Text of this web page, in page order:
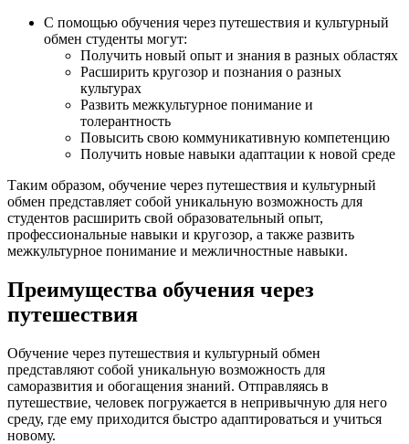
С помощью обучения через путешествия и культурный
обмен студенты могут:
Получить новый опыт и знания в разных областях
Расширить кругозор и познания о разных
культурах
Развить межкультурное понимание и
толерантность
Повысить свою коммуникативную компетенцию
Получить новые навыки адаптации к новой среде
Таким образом, обучение через путешествия и культурный
обмен представляет собой уникальную возможность для
студентов расширить свой образовательный опыт,
профессиональные навыки и кругозор, а также развить
межкультурное понимание и межличностные навыки.
Преимущества обучения через
путешествия
Обучение через путешествия и культурный обмен
представляют собой уникальную возможность для
саморазвития и обогащения знаний. Отправляясь в
путешествие, человек погружается в непривычную для него
среду, где ему приходится быстро адаптироваться и учиться
новому.